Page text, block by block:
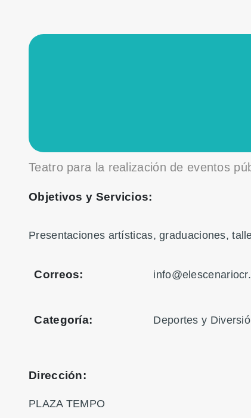
Teatro para la realización de eventos
Objetivos y Servicios:
Presentaciones artísticas, graduaciones,
Correos:
Categoría: Deportes y
Dirección:
PLAZA TEMPO